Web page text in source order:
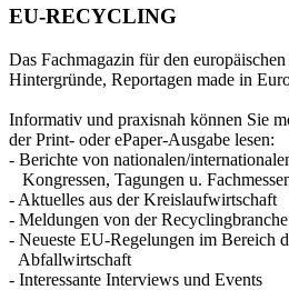
EU-RECYCLING
Das Fachmagazin für den
Hintergründe, Reportagen made in
Informativ und praxisnah können Sie
der Print- oder ePaper-Ausgabe lesen:
- Berichte von nationalen/
Kongressen, Tagungen u.
- Aktuelles aus der Kreislaufwirtschaft
- Meldungen von der Recyclingbranche
- Neueste EU-Regelungen im Bereich
Abfallwirtschaft
- Interessante Interviews und Events